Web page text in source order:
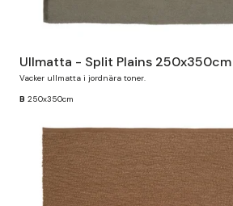
Ullmatta - Split Plains
Vacker ullmatta i jordnära toner.
B 250x350cm